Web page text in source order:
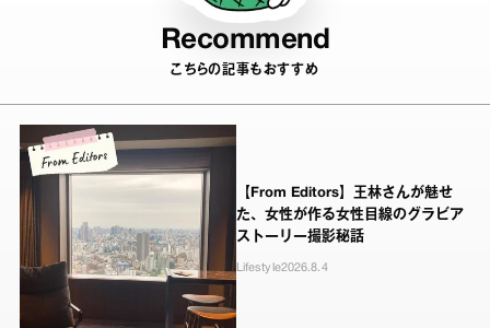
Recommend
こちらの記事もおすすめ
【From Editors】王林さんが魅せ
た、女性が作る女性目線のグラビア
ストーリー撮影秘話
Lifestyle2026.8.4